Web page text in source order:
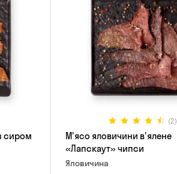
сиром
(2)
М'ясо яловичини в'ялене
«Лапскаут» чипси
Яловичина